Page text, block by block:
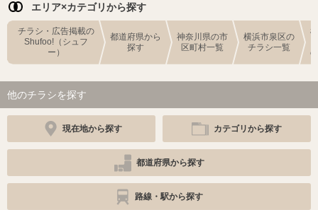
エリア×カテゴリから探す
チラシ・広告掲載の
Shufoo!（シュフ
ー）
都道府県から
探す
神奈川県の市
区町村一覧
横浜市泉区の
チラシ一覧
他のチラシを探す
現在地から探す カテゴリから探す
都道府県から探す
路線・駅から探す